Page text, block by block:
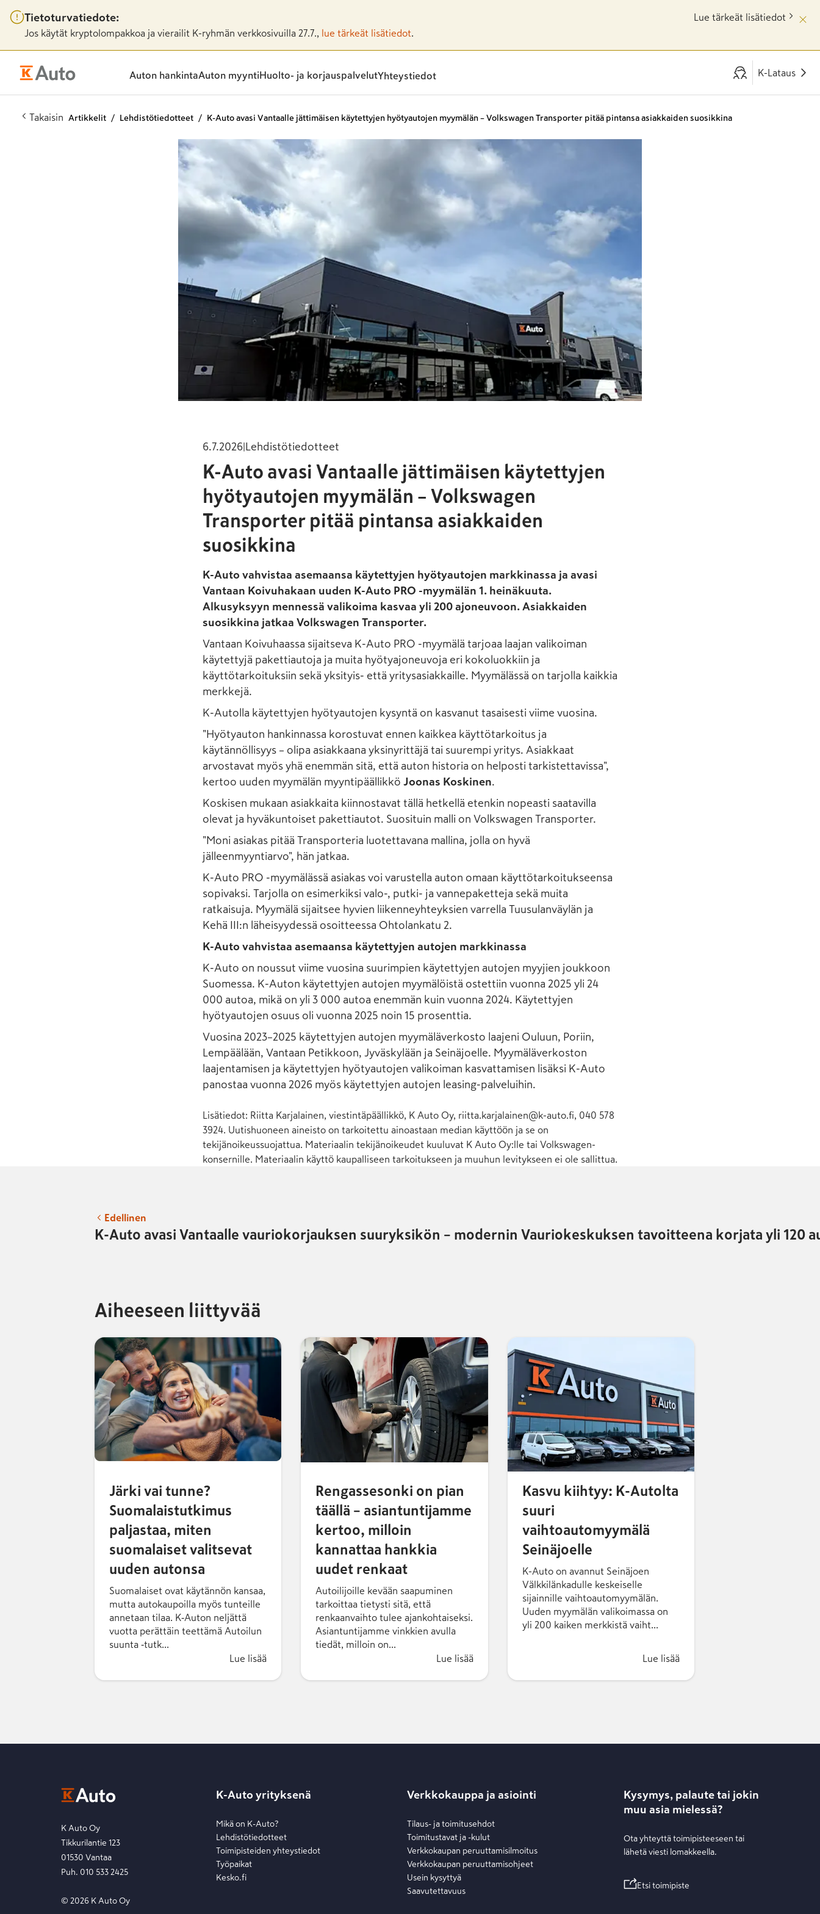
Tietoturvatiedote:
Jos käytät kryptolompakkoa ja vierailit K-ryhmän verkkosivuilla 27.7., lue tärkeät lisätiedot
Lue tärkeät lisätiedot
Auton hankintaAuton myynti Huolto- ja korjauspalvelutYhteystiedot K-Lataus
Takaisin Artikkelit Lehdistötiedotteet K-Auto avasi Vantaalle jättimäisen käytettyjen hyötyautojen myymälän – Volkswagen Transporter pitää pintansa asiakkaiden suosikkina
6.7.2026 Lehdistötiedotteet
K-Auto avasi Vantaalle jättimäisen käytettyjen
hyötyautojen myymälän – Volkswagen
Transporter pitää pintansa asiakkaiden
suosikkina
K-Auto vahvistaa asemaansa käytettyjen hyötyautojen markkinassa ja avasi
Vantaan Koivuhakaan uuden K-Auto PRO -myymälän 1. heinäkuuta.
Alkusyksyyn mennessä valikoima kasvaa yli 200 ajoneuvoon. Asiakkaiden
suosikkina jatkaa Volkswagen Transporter.
Vantaan Koivuhaassa sijaitseva K-Auto PRO -myymälä tarjoaa laajan valikoiman
käytettyjä pakettiautoja ja muita hyötyajoneuvoja eri kokoluokkiin ja
käyttötarkoituksiin sekä yksityis- että yritysasiakkaille. Myymälässä on tarjolla kaikkia
merkkejä.
K-Autolla käytettyjen hyötyautojen kysyntä on kasvanut tasaisesti viime vuosina.
"Hyötyauton hankinnassa korostuvat ennen kaikkea käyttötarkoitus ja
käytännöllisyys – olipa asiakkaana yksinyrittäjä tai suurempi yritys. Asiakkaat
arvostavat myös yhä enemmän sitä, että auton historia on helposti tarkistettavissa",
kertoo uuden myymälän myyntipäällikkö Joonas Koskinen.
Koskisen mukaan asiakkaita kiinnostavat tällä hetkellä etenkin nopeasti saatavilla
olevat ja hyväkuntoiset pakettiautot. Suosituin malli on Volkswagen Transporter.
"Moni asiakas pitää Transporteria luotettavana mallina, jolla on hyvä
jälleenmyyntiarvo", hän jatkaa.
K-Auto PRO -myymälässä asiakas voi varustella auton omaan käyttötarkoitukseensa
sopivaksi. Tarjolla on esimerkiksi valo-, putki- ja vannepaketteja sekä muita
ratkaisuja. Myymälä sijaitsee hyvien liikenneyhteyksien varrella Tuusulanväylän ja
Kehä III:n läheisyydessä osoitteessa Ohtolankatu 2.
K-Auto vahvistaa asemaansa käytettyjen autojen markkinassa
K-Auto on noussut viime vuosina suurimpien käytettyjen autojen myyjien joukkoon
Suomessa. K-Auton käytettyjen autojen myymälöistä ostettiin vuonna 2025 yli 24
000 autoa, mikä on yli 3 000 autoa enemmän kuin vuonna 2024. Käytettyjen
hyötyautojen osuus oli vuonna 2025 noin 15 prosenttia.
Vuosina 2023–2025 käytettyjen autojen myymäläverkosto laajeni Ouluun, Poriin,
Lempäälään, Vantaan Petikkoon, Jyväskylään ja Seinäjoelle. Myymäläverkoston
laajentamisen ja käytettyjen hyötyautojen valikoiman kasvattamisen lisäksi K-Auto
panostaa vuonna 2026 myös käytettyjen autojen leasing-palveluihin.
Lisätiedot: Riitta Karjalainen, viestintäpäällikkö, K Auto Oy, riitta.karjalainen@k-auto.fi, 040 578
3924. Uutishuoneen aineisto on tarkoitettu ainoastaan median käyttöön ja se on
tekijänoikeussuojattua. Materiaalin tekijänoikeudet kuuluvat K Auto Oy:lle tai Volkswagen-
konsernille. Materiaalin käyttö kaupalliseen tarkoitukseen ja muuhun levitykseen ei ole sallittua.
Edellinen
K-Auto avasi Vantaalle vauriokorjauksen suuryksikön – modernin Vauriokeskuksen tavoitteena korjata yli 120
Aiheeseen liittyvää
Järki vai tunne?
Suomalaistutkimus
paljastaa, miten
suomalaiset valitsevat
uuden autonsa
Suomalaiset ovat käytännön kansaa,
mutta autokaupoilla myös tunteille
annetaan tilaa. K‑Auton neljättä
vuotta perättäin teettämä Autoilun
suunta ‑tutk...
Lue lisää
Rengassesonki on pian
täällä – asiantuntijamme
kertoo, milloin
kannattaa hankkia
uudet renkaat
Autoilijoille kevään saapuminen
tarkoittaa tietysti sitä, että
renkaanvaihto tulee ajankohtaiseksi.
Asiantuntijamme vinkkien avulla
tiedät, milloin on...
Lue lisää
Kasvu kiihtyy: K-Autolta
suuri
vaihtoautomyymälä
Seinäjoelle
K-Auto on avannut Seinäjoen
Välkkilänkadulle keskeiselle
sijainnille vaihtoautomyymälän.
Uuden myymälän valikoimassa on
yli 200 kaiken merkkistä vaiht...
Lue lisää
K Auto Oy
Tikkurilantie 123
01530 Vantaa
Puh. 010 533 2425
© 2026 K Auto Oy
K-Auto yrityksenä
Mikä on K-Auto?
Lehdistötiedotteet
Toimipisteiden yhteystiedot
Työpaikat
Kesko.fi
Verkkokauppa ja asiointi
Tilaus- ja toimitusehdot
Toimitustavat ja -kulut
Verkkokaupan peruuttamisilmoitus
Verkkokaupan peruuttamisohjeet
Usein kysyttyä
Saavutettavuus
Kysymys, palaute tai jokin
muu asia mielessä?
Ota yhteyttä toimipisteeseen tai
lähetä viesti lomakkeella.
Etsi toimipiste